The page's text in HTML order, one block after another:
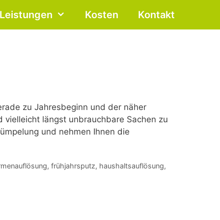
Leistungen Kosten Kontakt
zu Jahresbeginn und der näher
längst unbrauchbare Sachen zu
und nehmen Ihnen die
, frühjahrsputz, haushaltsauflösung,